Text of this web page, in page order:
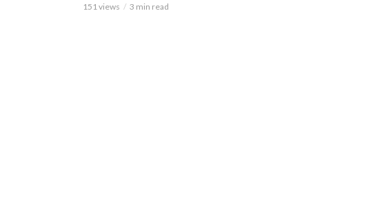
151 views 3 min read